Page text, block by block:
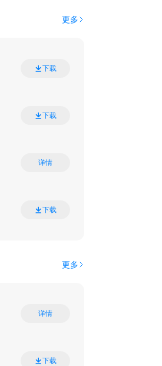
更多
下载
下载
详情
下载
更多
详情
下载